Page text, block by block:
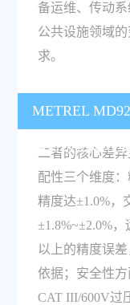
备运维、传动
公共设施领域
求。
METREL
消费级钳形表
二者的核心差
配性三个维度
精度达±1.0%，
±1.8%~±2.0%
以上的精度误
依据；安全性
CAT III/600V过